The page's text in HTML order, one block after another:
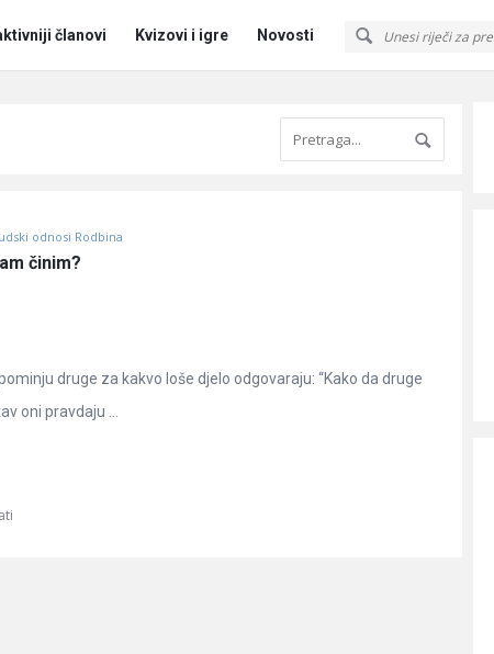
članovi Kvizovi i igre Novosti
odnosi Rodbina
činim?
druge za kakvo loše djelo odgovaraju: “Kako da druge
oni pravdaju ...